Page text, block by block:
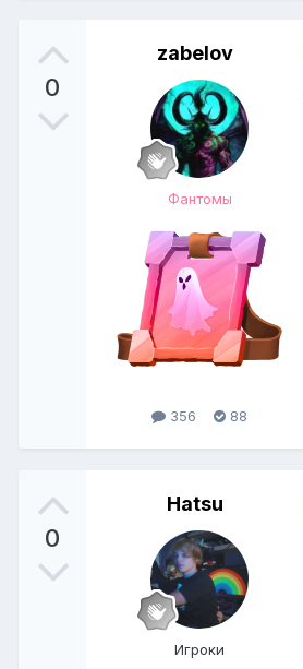
0
zabelov
Фантомы
356 88
0
Hatsu
Игроки